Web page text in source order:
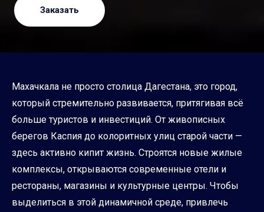
Заказать
Махачкала не просто столица Дагестана, это город,
который стремительно развивается, притягивая всё
больше туристов и инвестиций. От живописных
берегов Каспия до колоритных улиц старой части —
здесь активно кипит жизнь. Строятся новые жилые
комплексы, открываются современные отели и
рестораны, магазины и культурные центры. Чтобы
выделиться в этой динамичной среде, привлечь